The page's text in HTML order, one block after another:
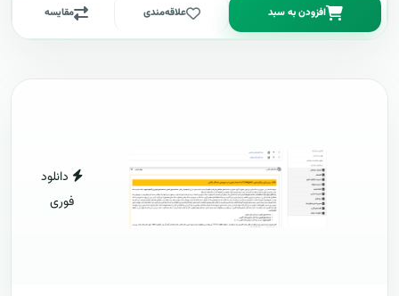
افزودن به سبد علاقه‌مندی مقایسه
دانلود
فوری